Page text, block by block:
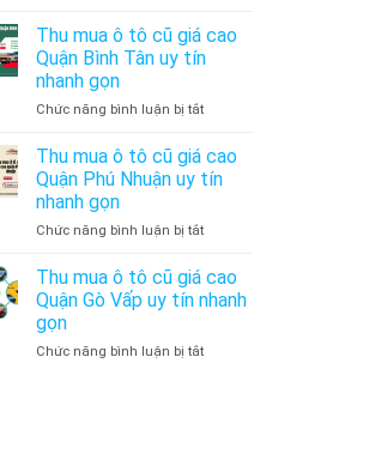
Cũ
Tín
Thu
Xe
Ô
Giá
tô
giá
Huyện
Bình
Chánh
tín
gọn
Thu mua ô tô cũ giá cao
Quận Bình Tân uy tín
nhanh gọn
Chức năng bình luận bị tắtở
tô
giá
Quận
Bình
Tân
tín
Thu mua ô tô cũ giá cao
Quận Phú Nhuận uy tín
nhanh gọn
Chức năng bình luận bị tắtở
ô
tô
giá
Thu mua ô tô cũ giá cao
Quận Gò Vấp uy tín nhanh
gọn
Chức năng bình luận bị tắtở